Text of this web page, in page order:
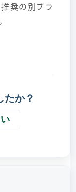
奨の別ブラ
たか？